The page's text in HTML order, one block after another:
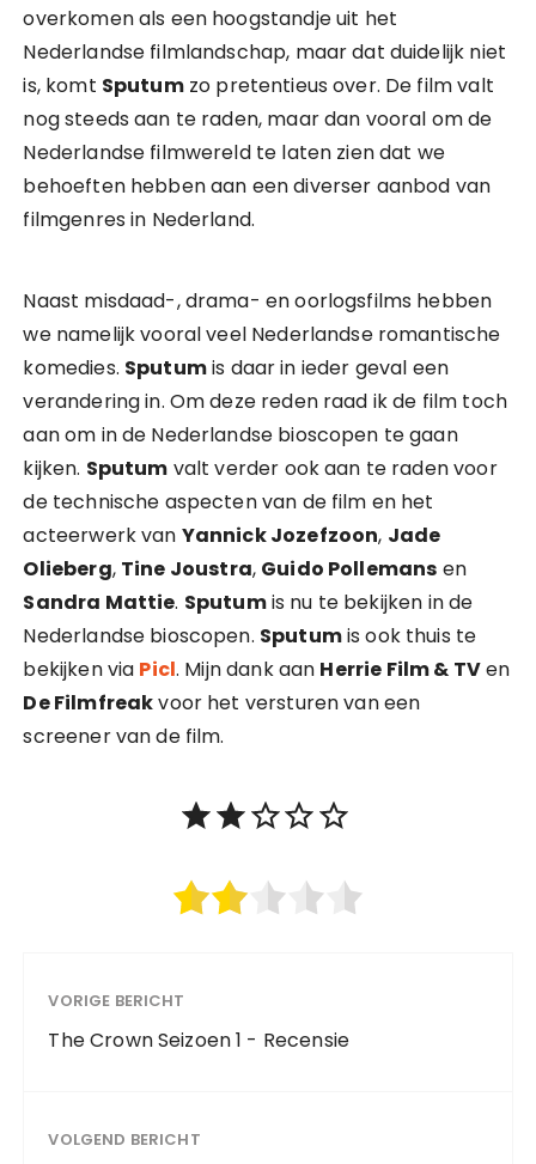
overkomen als een hoogstandje uit het
Nederlandse filmlandschap, maar dat duidelijk niet
is, komt Sputumzo pretentieus over. De film valt
nog steeds aan te raden, maar dan vooral om de
Nederlandse filmwereld te laten zien dat we
behoeften hebben aan een diverser aanbod van
filmgenres in Nederland.
Naast misdaad-, drama- en oorlogsfilms hebben
we namelijk vooral veel Nederlandse romantische
komedies. Sputumis daar in ieder geval een
verandering in. Om deze reden raad ik de film toch
aan om in de Nederlandse bioscopen te gaan
kijken. Sputum valt verder ook aan te raden voor
de technische aspecten van de film en het
acteerwerk van Yannick Jozefzoon, Jade
Olieberg, Tine Joustra, Guido Pollemans en
Sandra Mattie. Sputumis nu te bekijken in de
Nederlandse bioscopen. Sputumis ook thuis te
bekijken via Picl. Mijn dank aan Herrie Film & TVen
De Filmfreakvoor het versturen van een
screener van de film.
VORIGE BERICHT
The Crown Seizoen 1 - Recensie
VOLGEND BERICHT